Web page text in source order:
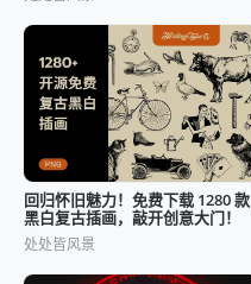
回归怀旧魅力！免费下载 1280 款
黑白复古插画，敲开创意大门！
处处皆风景